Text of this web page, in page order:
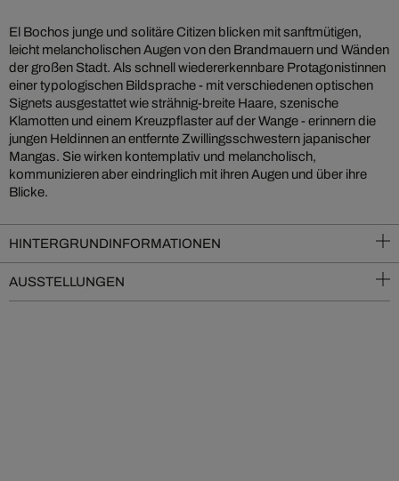
El Bochos junge und solitäre Citizen blicken mit sanftmütigen,
leicht melancholischen Augen von den Brandmauern und Wänden
der großen Stadt. Als schnell wiedererkennbare Protagonistinnen
einer typologischen Bildsprache - mit verschiedenen optischen
Signets ausgestattet wie strähnig-breite Haare, szenische
Klamotten und einem Kreuzpflaster auf der Wange - erinnern die
jungen Heldinnen an entfernte Zwillingsschwestern japanischer
Mangas. Sie wirken kontemplativ und melancholisch,
kommunizieren aber eindringlich mit ihren Augen und über ihre
Blicke.
HINTERGRUNDINFORMATIONEN
AUSSTELLUNGEN